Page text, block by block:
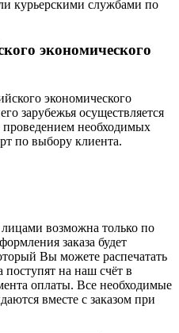
курьерскими службами по
экономического
экономического
зарубежья осуществляется
необходимых
по выбору клиента.
возможна только по
заказа будет
Вы можете распечатать
на наш счёт в
оплаты. Все необходимые
вместе с заказом при